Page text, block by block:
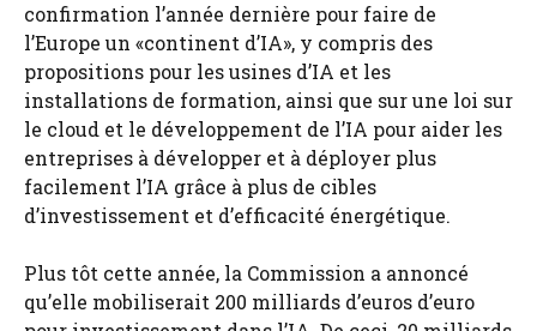
confirmation l’année dernière pour faire de
l’Europe un «continent d’IA», y compris des
propositions pour les usines d’IA et les
installations de formation, ainsi que sur une loi sur
le cloud et le développement de l’IA pour aider les
entreprises à développer et à déployer plus
facilement l’IA grâce à plus de cibles
d’investissement et d’efficacité énergétique.
Plus tôt cette année, la Commission a annoncé
qu’elle mobiliserait 200 milliards d’euros d’euro